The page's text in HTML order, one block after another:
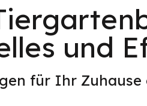
und
für Ihr Zuhause